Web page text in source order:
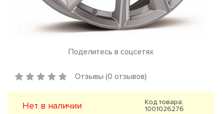
Поделитесь в соцсетях
Отзывы (0 отзывов)
Нет в наличии
Код товара:
1001026276